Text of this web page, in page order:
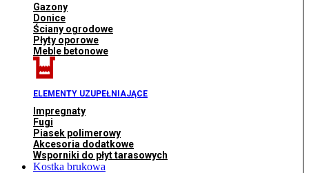
Gazony
Donice
Ściany ogrodowe
Płyty oporowe
Meble betonowe
ELEMENTY UZUPEŁNIAJĄCE
Impregnaty
Fugi
Piasek polimerowy
Akcesoria dodatkowe
Wsporniki do płyt tarasowych
Kostka brukowa